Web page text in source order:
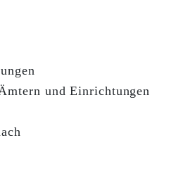
und Einrichtungen